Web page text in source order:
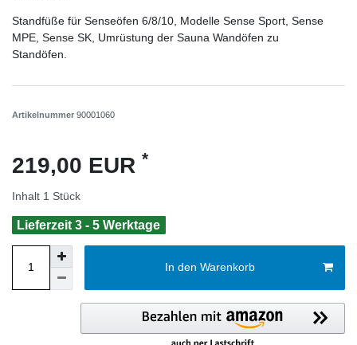
Standfüße für Senseöfen 6/8/10, Modelle Sense Sport, Sense
MPE, Sense SK, Umrüstung der Sauna Wandöfen zu
Standöfen.
Artikelnummer 90001060
219,00 EUR *
Inhalt 1 Stück
Lieferzeit 3 - 5 Werktage
In den Warenkorb